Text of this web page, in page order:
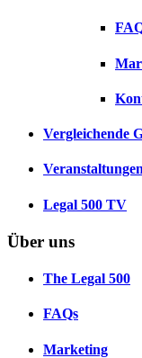
Vergleichende
Legal 500 TV
Über uns
The Legal 500
FAQs
Marketing